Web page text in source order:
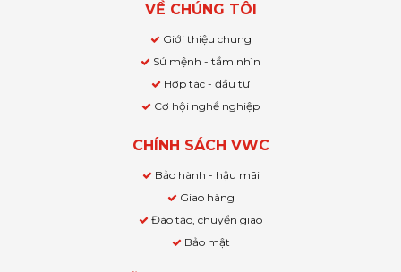
VỀ CHÚNG TÔI
Giới thiệu chung
Sứ mệnh - tầm nhìn
Hợp tác - đầu tư
Cơ hội nghề nghiệp
CHÍNH SÁCH VWC
Bảo hành - hậu mãi
Giao hàng
Đào tạo, chuyển giao
Bảo mật